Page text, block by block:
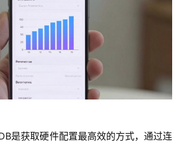
是获取硬件配置最高效的方式，通过连